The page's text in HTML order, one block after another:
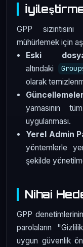
GPP
mühürlemek için
Eski
altındaki
olarak
yamasının
uygulanması.
Yerel Admin
yöntemlerle
şekilde
Nihai
GPP
parolaların
uygun güvenlik